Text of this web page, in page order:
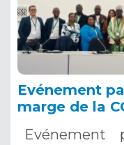
Evénement
marge de la
Systèmes
Evénement